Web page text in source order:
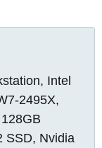
Intel
2495X,
SSD, Nvidia